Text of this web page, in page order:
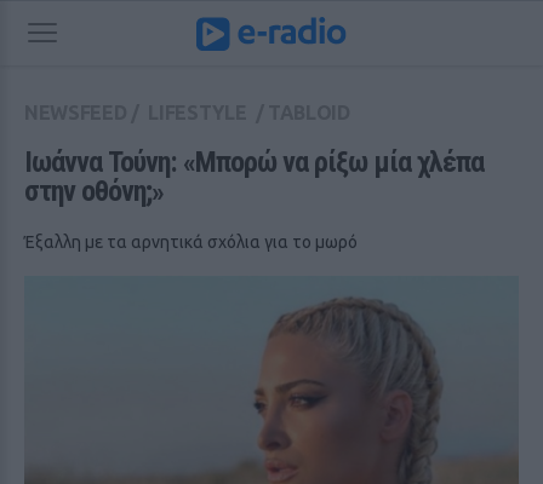
Ιωάννα Τούνη: «Μπορώ να ρίξω μία χλέπα
στην οθόνη;»
Έξαλλη με τα αρνητικά σχόλια για το μωρό